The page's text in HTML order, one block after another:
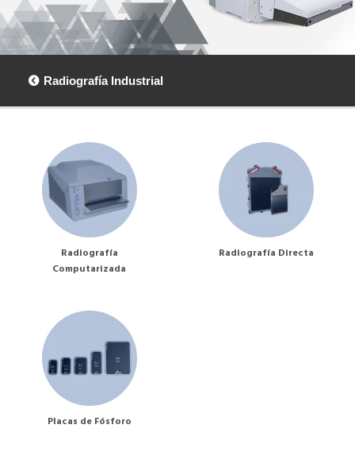
Radiografía Industrial
Radiografía
Computarizada
Radiografía Directa
Placas de Fósforo